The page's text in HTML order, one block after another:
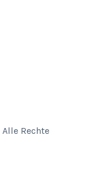
Rechte